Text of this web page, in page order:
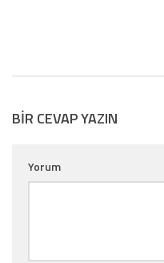
BIR CEVAP YAZIN
Yorum